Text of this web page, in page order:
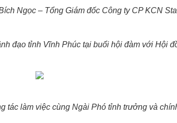
Ngọc – Tổng Giám đốc Công ty CP KCN
đạo tỉnh Vĩnh Phúc tại buổi hội đàm với Hội
tác làm việc cùng Ngài Phó tỉnh trưởng và